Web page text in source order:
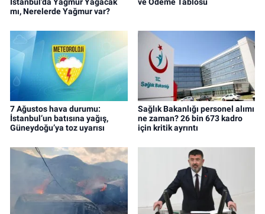
mı, Nerelerde Yağmur var?
7 Ağustos hava durumu:
İstanbul’un batısına yağış,
Güneydoğu’ya toz uyarısı
Sağlık Bakanlığı personel alımı
ne zaman? 26 bin 673 kadro
için kritik ayrıntı